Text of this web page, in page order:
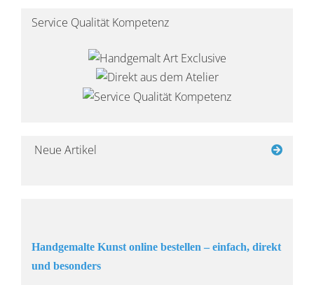
Service Qualität Kompetenz
Neue Artikel
Handgemalte Kunst online bestellen – einfach, direkt
und besonders